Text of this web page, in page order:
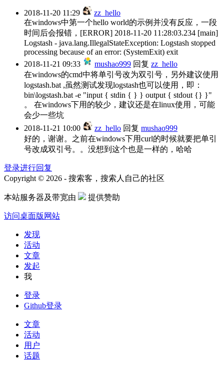
2018-11-20 11:29
zz_hello
在windows中第一个hello world的示例并没有反应，一段
时间后会报错，[ERROR] 2018-11-20 11:28:03.234 [main]
Logstash - java.lang.IllegalStateException: Logstash stopped
processing because of an error: (SystemExit) exit
2018-11-21 09:33
mushao999 回复 zz_hello
在windows的cmd中将单引号改为双引号，另外建议使用
logstash.bat ,虽然测试发现logstash也可以使用，即：
bin\logstash.bat -e "input { stdin { } } output { stdout {} }"
。 在windows下用的较少，建议还是在linux使用，可能
会少一些坑
2018-11-21 10:00
zz_hello 回复 mushao999
好的，谢谢。之前在windows下用curl的时候就要把单引
号改成双引号。。没想到这个也是一样的，哈哈
登录进行回复
Copyright © 2026 - 搜索客，搜索人自己的社区
本站服务器及带宽由 提供赞助
访问桌面版网站
发现
活动
文章
发起
我
登录
Github登录
文章
活动
用户
话题